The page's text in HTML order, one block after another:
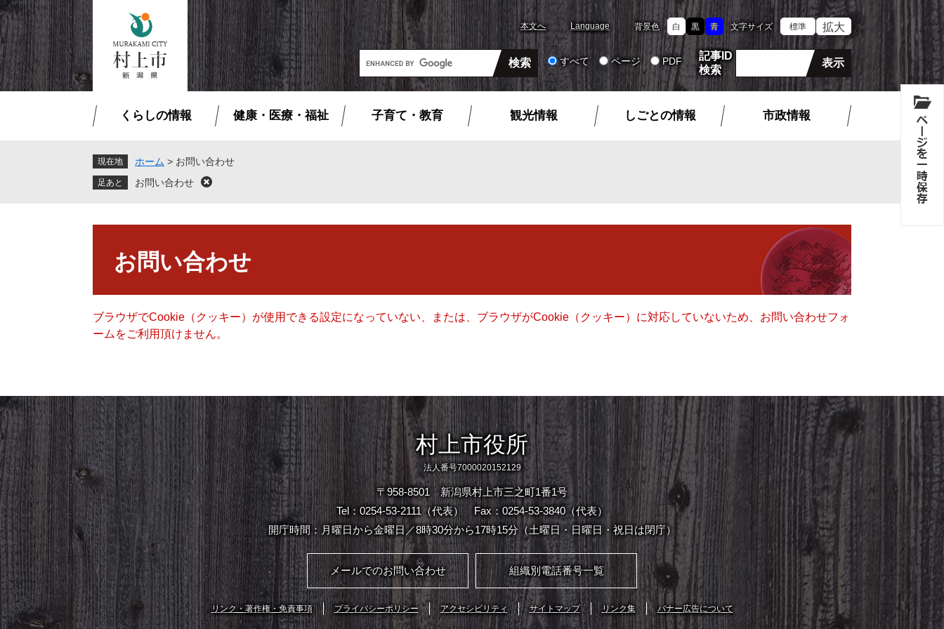
ペ
ー
ジ
の
先
頭
メ
ニ
ュ
ー
を
飛
本文へ Language 背景色 白 黒 青 文字サイズ 標準 拡大
G
o
o
検
すべて ページ PDF
記事ID
検索
くらしの情報 健康・医療・福祉 子育て・教育 観光情報 しごとの情報 市政情報
現在地 ホーム > お問い合わせ
お問い合わせ
閉
お問い合わせ
ブラウザでCookie（クッキー）が使用できる設定になっていない、または、ブラウザがCookie（クッキー）に対応していないため、お問い合わせフォ
ームをご利用頂けません。
村上市役所
法人番号7000020152129
〒958-8501 新潟県村上市三之町1番1号
Tel：0254-53-2111（代表）
Fax：0254-53-3840（代表）
開庁時間：月曜日から金曜日／8時30分から17時15分（土曜日・日曜日・祝日は閉庁）
メールでのお問い合わせ 組織別電話番号一覧
リンク・著作権・免責事項 プライバシーポリシー アクセシビリティ サイトマップ リンク集 バナー広告について